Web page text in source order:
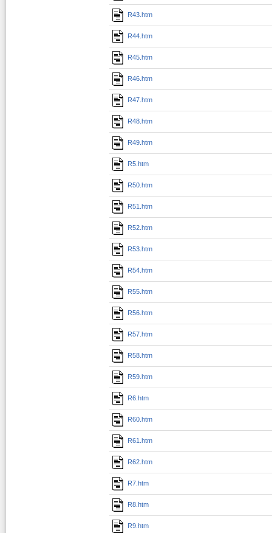
R43.htm
R44.htm
R45.htm
R46.htm
R47.htm
R48.htm
R49.htm
R5.htm
R50.htm
R51.htm
R52.htm
R53.htm
R54.htm
R55.htm
R56.htm
R57.htm
R58.htm
R59.htm
R6.htm
R60.htm
R61.htm
R62.htm
R7.htm
R8.htm
R9.htm